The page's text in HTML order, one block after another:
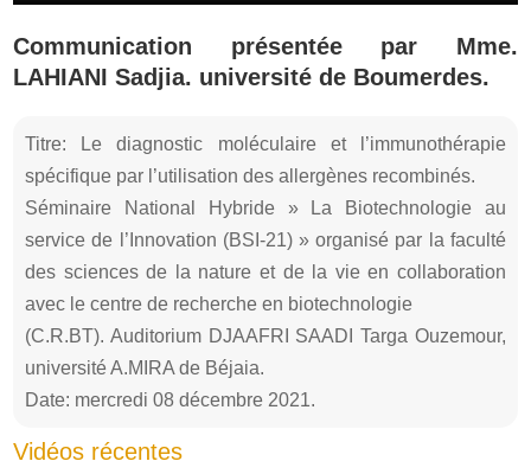
Communication présentée par Mme.
LAHIANI Sadjia. université de Boumerdes.
Titre: Le diagnostic moléculaire et l’immunothérapie
spécifique par l’utilisation des allergènes recombinés.
Séminaire National Hybride » La Biotechnologie au
service de l’Innovation (BSI-21) » organisé par la faculté
des sciences de la nature et de la vie en collaboration
avec le centre de recherche en biotechnologie
(C.R.BT). Auditorium DJAAFRI SAADI Targa Ouzemour,
université A.MIRA de Béjaia.
Date: mercredi 08 décembre 2021.
Vidéos récentes